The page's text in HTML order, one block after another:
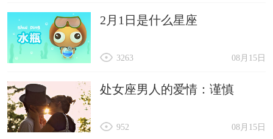
2月1日是什么星座
08月15日
3263
处女座男人的爱情：谨慎
08月15日
952